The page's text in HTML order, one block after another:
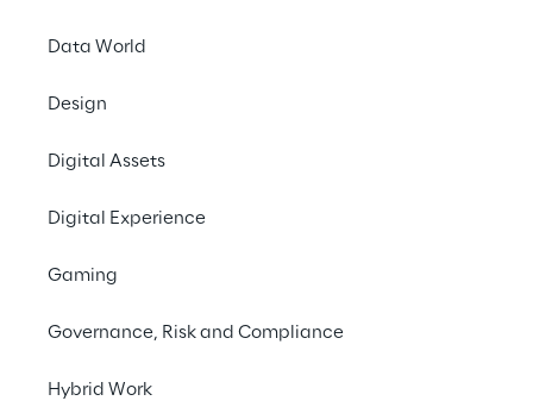
Data World
Design
Digital Assets
Digital Experience
Gaming
Governance, Risk and Compliance
Hybrid Work
modo questo settore potrebbe reinventarsi
#Computing & Infrastructure
#IoT